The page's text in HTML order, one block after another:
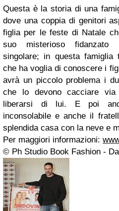
Questa è la storia di una
dove una coppia di genitori
figlia per le feste di Natale
suo misterioso fidanzato
singolare; in questa famiglia
che ha voglia di conoscere i
avrà un piccolo problema i
che lo devono cacciare
liberarsi di lui. E poi
inconsolabile e anche il
splendida casa con la neve e
Per maggiori informazioni:
© Ph Studio Book Fashion -